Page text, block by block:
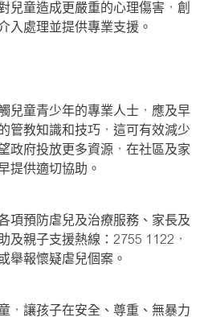
兒童造成更嚴重的心理傷害，創
入處理並提供專業支援。
兒童青少年的專業人士，應及早
管教知識和技巧，這可有效減少
政府投放更多資源，在社區及家
提供適切協助。
項預防虐兒及治療服務、家長及
及親子支援熱線： 2755 1122 ，
舉報懷疑虐兒個案。
，讓孩子在安全、尊重、無暴力